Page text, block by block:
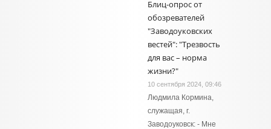
Блиц-опрос от
обозревателей
"Заводоуковских
вестей": "Трезвость
для вас – норма
жизни?"
10 сентября 2024, 09:46
Людмила Кормина,
служащая, г.
Заводоуковск: - Мне